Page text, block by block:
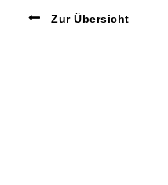
Zur Übersicht